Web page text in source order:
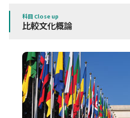
科目 Close up
比較文化概論